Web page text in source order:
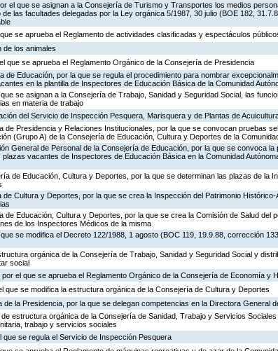
el que se asignan a la Consejería de Turismo y Transportes los medios
las facultades delegadas por la Ley orgánica 5/1987, 30 julio (BOE 182,
se aprueba el Reglamento de actividades clasificadas y espectáculos
de los animales
que se aprueba el Reglamento Orgánico de la Consejería de Presidencia
de Educación, por la que se regula el procedimiento para nombrar
en la plantilla de Inspectores de Educación Básica de la Comunidad
se asignan a la Consejería de Trabajo, Sanidad y Seguridad Social, las
en materia de trabajo
del Servicio de Inspección Pesquera, Marisquera y de Plantas de
de Presidencia y Relaciones Institucionales, por la que se convocan pruebas
(Grupo A) de la Consejería de Educación, Cultura y Deportes de la
General de Personal de la Consejería de Educación, por la que se convoca
vacantes de Inspectores de Educación Básica en la Comunidad
de Educación, Cultura y Deportes, por la que se determinan las plazas de la
Cultura y Deportes, por la que se crea la Inspección del Patrimonio
de Educación, Cultura y Deportes, por la que se crea la Comisión de Salud del
de los Inspectores Médicos de la misma
se modifica el Decreto 122/1988, 1 agosto (BOC 119, 19.9.88, corrección
orgánica de la Consejería de Trabajo, Sanidad y Seguridad Social y
social
el que se aprueba el Reglamento Orgánico de la Consejería de Economía y
que se modifica la estructura orgánica de la Consejería de Cultura y Deportes
la Presidencia, por la que se delegan competencias en la Directora General
estructura orgánica de la Consejería de Sanidad, Trabajo y Servicios
trabajo y servicios sociales
que se regula el Servicio de Inspección Pesquera